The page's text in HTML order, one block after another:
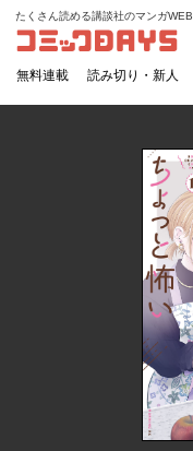
コミックDAYS
たくさん読める講談社のマンガWEB
無料連載 読み切り・新人